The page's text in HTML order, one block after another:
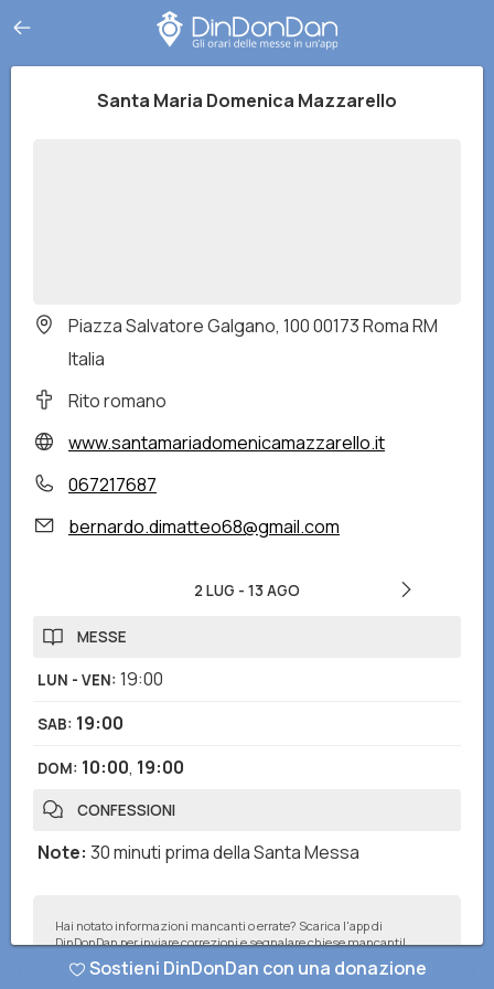
Santa Maria Domenica Mazzarello
Piazza Salvatore Galgano, 100 00173 Roma RM
Italia
Rito romano
www.santamariadomenicamazzarello.it
067217687
bernardo.dimatteo68@gmail.com
2 LUG - 13 AGO
MESSE
LUN - VEN: 19:00
SAB: 19:00
DOM: 10:00, 19:00
CONFESSIONI
Note: 30 minuti prima della Santa Messa
Hai notato informazioni mancanti o errate? Scarica l'app di
DinDonDan per inviare correzioni e segnalare chiese mancanti!
Sostieni DinDonDan con una donazione